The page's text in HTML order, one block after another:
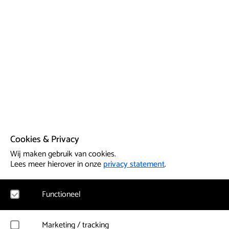
Cookies & Privacy
Wij maken gebruik van cookies.
Lees meer hierover in onzeprivacy statement.
Functioneel
NoodzakelijkMarketing / tracking